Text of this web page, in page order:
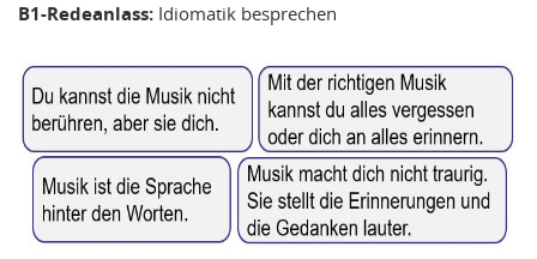
B1-Redeanlass: Idiomatik besprechen